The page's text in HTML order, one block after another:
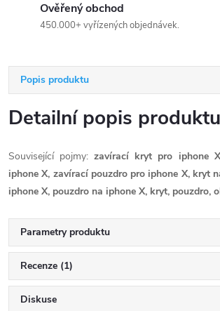
Ověřený obchod
450.000+ vyřízených objednávek.
Popis produktu
Detailní popis produktu
Související pojmy: zavírací kryt pro iphone
iphone X, zavírací pouzdro pro iphone X, kryt
iphone X, pouzdro na iphone X, kryt, pouzdro,
Parametry produktu
Recenze (1)
Diskuse